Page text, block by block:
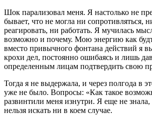
Шок парализовал меня. Я настолько не
бывает, что не могла ни сопротивляться,
реагировать, ни работать. Я мучилась
возможно и почему. Мою энергию как
вместо привычного фонтана действий я
крохи дел, постоянно ошибаясь и лишь
определенным лицам подтвердить свою
Тогда я не выдержала, и через полгода в
уже не было. Вопросы: «Как такое
развинтили меня изнутри. Я еще не
нельзя искать ни в коем случае.